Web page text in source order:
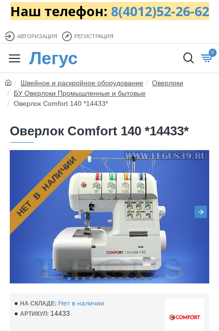
Наш телефон: 8(4012)52-26-62
АВТОРИЗАЦИЯ РЕГИСТРАЦИЯ
Легус 0
Швейное и раскройное оборудование
Оверлоки
БУ Оверлоки Промышленные и бытовые
Оверлок Comfort 140 *14433*
Оверлок Comfort 140 *14433*
НЕТ В НАЛИЧИИ
НА СКЛАДЕ: Нет в наличии
АРТИКУЛ: 14433